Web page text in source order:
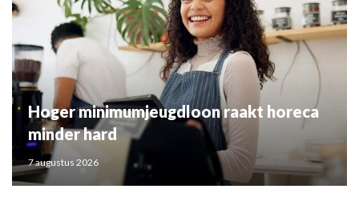
Hoger minimumjeugdloon raakt horeca
minder hard
7 augustus 2026